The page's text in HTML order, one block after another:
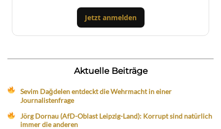
Jetzt anmelden
Aktuelle Beiträge
Sevim Dağdelen entdeckt die Wehrmacht in einer
Journalistenfrage
Jörg Dornau (AfD-Oblast Leipzig-Land): Korrupt sind natürlich
immer die anderen